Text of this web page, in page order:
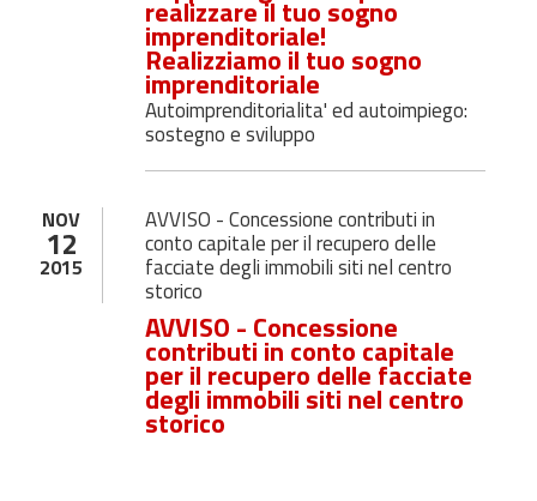
realizzare il tuo sogno
imprenditoriale!
Realizziamo il tuo sogno
imprenditoriale
Autoimprenditorialita' ed autoimpiego:
sostegno e sviluppo
NOV
12
2015
AVVISO - Concessione contributi in
conto capitale per il recupero delle
facciate degli immobili siti nel centro
storico
AVVISO - Concessione
contributi in conto capitale
per il recupero delle facciate
degli immobili siti nel centro
storico